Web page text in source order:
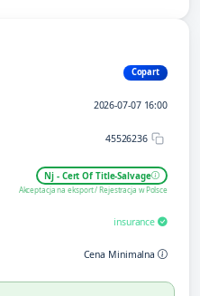
Copart
2026-07-07 16:00
45526236
Nj - Cert Of Title-Salvage
Akceptacja na eksport / Rejestracja w Polsce
insurance
Cena Minimalna